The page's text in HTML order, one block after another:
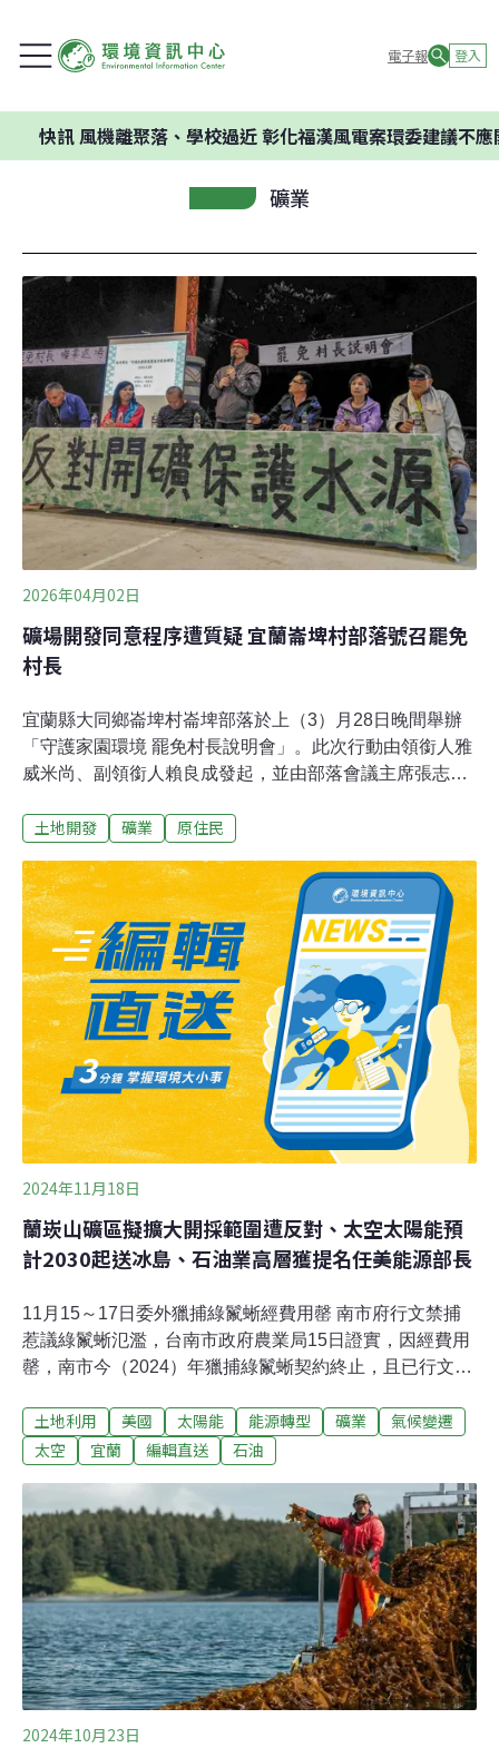
電子報 登入
風機離聚落、學校過近 彰化福漢風電案環委建議不應開發
礦業
2026年04月02日
礦場開發同意程序遭質疑 宜蘭崙埤村部落號召罷免
村長
宜蘭縣大同鄉崙埤村崙埤部落於上（3）月28日晚間舉辦
「守護家園環境 罷免村長說明會」。此次行動由領銜人雅
威米尚、副領銜人賴良成發起，並由部落會議主席張志文
村長、鄰近村子中華村的村長，及多位部落居民共約逾百
慮。他們強調，雖然年底就是選舉，但依舊希望在這個時
間點提出罷免行動，讓接下來的被選舉人都要知道居民的
訴求。三部落共決機制被打破 崙埤村罷免村長行動浮現會
前接受《環境資訊中心》專訪時，張志文指出，崙埤部落
的傳統領域（包括員山鄉中華村以及大同鄉部分區域）過
去已有五座礦場——永侒礦場、粗坑陸砂專區、東峻礦
場、永合研礦場、利達礦場——後來經過中華村和崙埤村
民的努力，目前已擋下兩座的進行，但仍有三處持續開發
中。張志文表示，《諮商取得原住民族部落同意參與辦
法》第 21 條指出，關係部落得「聯合召集」部落
土地開發 礦業 原住民
2024年11月18日
蘭崁山礦區擬擴大開採範圍遭反對、太空太陽能預
計2030起送冰島、石油業高層獲提名任美能源部長
11月15～17日委外獵捕綠鬣蜥經費用罄 南市府行文禁捕
惹議綠鬣蜥氾濫，台南市政府農業局15日證實，因經費用
罄，南市今（2024）年獵捕綠鬣蜥契約終止，且已行文委
物保育法處分。農業局亦表示，今年截至9月17日委外簽
約廠商已獵捕1萬705頭綠鬣蜥，由於經費用磬，擔心「努
預備金新台幣100萬元，14日招標卻流標，將擇期再開
標。（中央社報導）蘭崁山礦區業者擬擴大開採範圍 村民
憂衝擊北溪生態反對開發宜蘭大理石公司研擬擴大南澳蘭
崁山礦區範圍，開採工業用大理石礦，近期進入環評階
段，15日到碧候村召開公開說明會，有村民認為過去的礦
業開發衝擊南澳北溪水質和生態，反對業者重啟開發；業
者則表示，礦區距離南澳北溪有距離，對溪水水質影響有
限。（公視新聞網報導）
土地利用 美國 太陽能 能源轉型 礦業
氣候變遷
太空
宜蘭 編輯直送 石油
2024年10月23日